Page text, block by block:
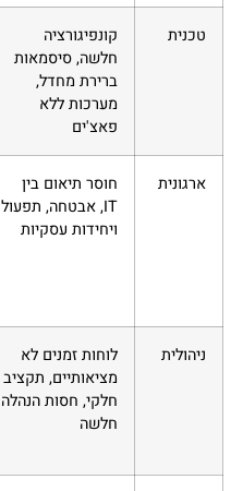
טכנית
קונפיגורציה
חלשה, סיסמאות
ברירת מחדל,
מערכות ללא
פאצ'ים
ארגונית
חוסר תיאום בין
IT, אבטחה, תפעול
ויחידות עסקיות
ניהולית
לוחות זמנים לא
מציאותיים, תקציב
חלקי, חסות הנהלה
חלשה